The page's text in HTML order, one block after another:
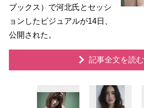
ブックス）で河北氏とセッシ
ョンしたビジュアルが14日、
公開された。
記事全文を読む